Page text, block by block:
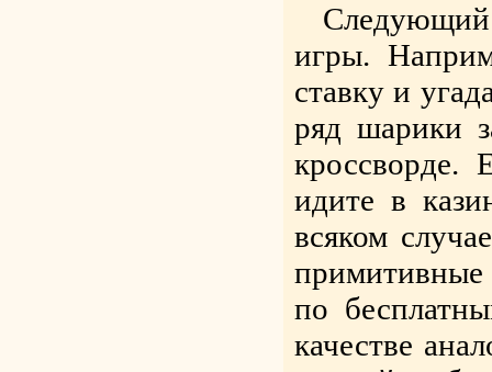
игры.
ставку и
ряд шарики
кроссворде.
идите в
всяком
примитивные
по
качестве